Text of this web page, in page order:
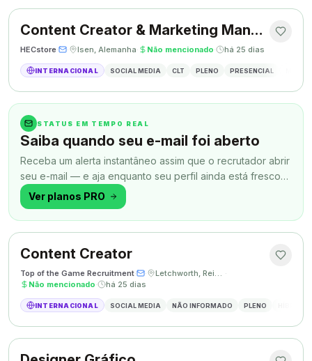
Content Creator & Marketing Manager
HECstore· · Isen, Alemanha· Não mencionado· há 25 dias
INTERNACIONAL SOCIAL MEDIA CLT PLENO PRESENCIAL
STATUS EM TEMPO REAL
Saiba quando seu e-mail foi aberto
Receba um alerta instantâneo assim que o recrutador abrir
seu e-mail — e aja enquanto seu perfil ainda está fresco
na memória.
Ver planos PRO
Content Creator
Top of the Game Recruitment· · Letchworth, Reino Unido ·
Não mencionado· há 25 dias
INTERNACIONAL SOCIAL MEDIA NÃO INFORMADO PLENO